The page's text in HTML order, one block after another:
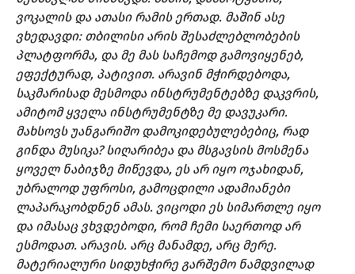
ვოკალის და ათასი რამის ერთად. მაშინ ასე
ვხედავდი: თბილისი არის შესაძლებლობების
პლატფორმა, და მე მას საჩემოდ გამოვიყენებ,
ეფექტურად, პატივით. არავინ მჭირდებოდა,
საკმარისად მესმოდა ინსტრუმენტებზე დაკვრის,
ამიტომ ყველა ინსტრუმენტზე მე დავუკარი.
მახსოვს უანგარიშო დამოკიდებულებებიც, რად
გინდა მუსიკა? სიღარიბეა და მსგავსის მოსმენა
ყოველ ნაბიჯზე მიწევდა, ეს არ იყო ოჯახიდან,
უბრალოდ უფროსი, გამოცდილი ადამიანები
ლაპარაკობდნენ ამას. ვიცოდი ეს სიმართლე იყო
და იმასაც ვხვდებოდი, რომ ჩემი საერთოდ არ
ესმოდათ. არავის. არც მანამდე, არც მერე.
მატერიალური სიდუხჭირე გარშემო ნამდვილად